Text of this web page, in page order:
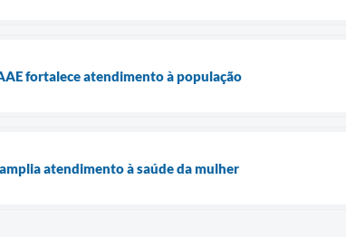
fortalece atendimento à população
atendimento à saúde da mulher